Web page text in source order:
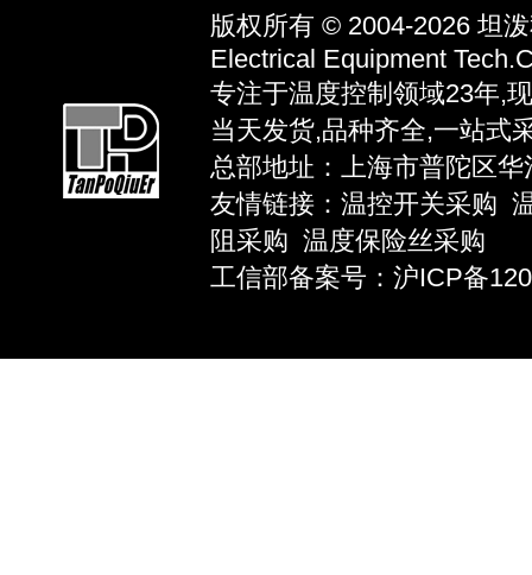
版权所有 © 2004-2026 坦
Electrical Equipment
专注于温度控制领域23年,
当天发货,品种齐全,一站式
总部地址：上海市普陀区
友情链接： 温控开关采购
阻采购 温度保险丝采购
工信部备案号：沪ICP备